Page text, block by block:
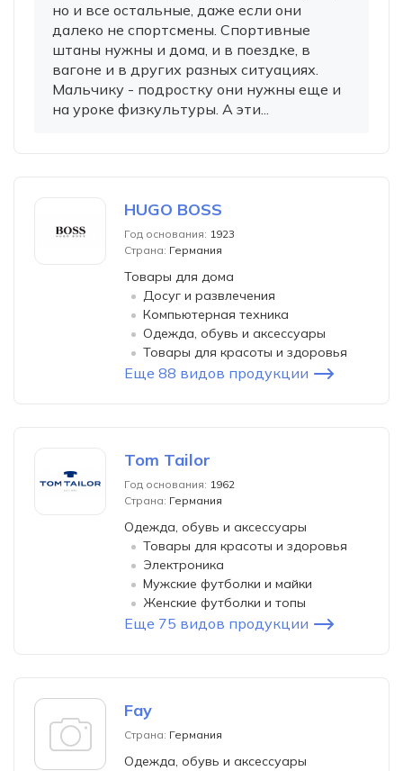
но и все остальные, даже если они
далеко не спортсмены. Спортивные
штаны нужны и дома, и в поездке, в
вагоне и в других разных ситуациях.
Мальчику - подростку они нужны еще и
на уроке физкультуры. А эти...
HUGO BOSS
Год основания: 1923
Страна: Германия
Товары для дома
Досуг и развлечения
Компьютерная техника
Одежда, обувь и аксессуары
Товары для красоты и здоровья
Еще 88 видов продукции
Tom Tailor
Год основания: 1962
Страна: Германия
Одежда, обувь и аксессуары
Товары для красоты и здоровья
Электроника
Мужские футболки и майки
Женские футболки и топы
Еще 75 видов продукции
Fay
Страна: Германия
Одежда, обувь и аксессуары